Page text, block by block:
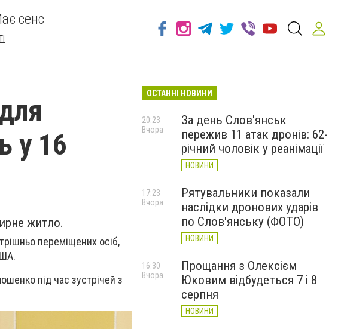
сенс
у 16
житло.
переміщених осіб,
під час зустрічей з
ОСТАННІ НОВИНИ
За день Слов'янськ
пережив 11 атак дронів: 62-
річний чоловік у реанімації
НОВИНИ
20:23
Вчора
Рятувальники показали
наслідки дронових ударів
по Слов'янську (ФОТО)
НОВИНИ
17:23
Вчора
Прощання з Олексієм
Юковим відбудеться 7 і 8
серпня
НОВИНИ
16:30
Вчора